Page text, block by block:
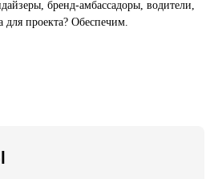
бренд-амбассадоры, водители,
для проекта? Обеспечим.